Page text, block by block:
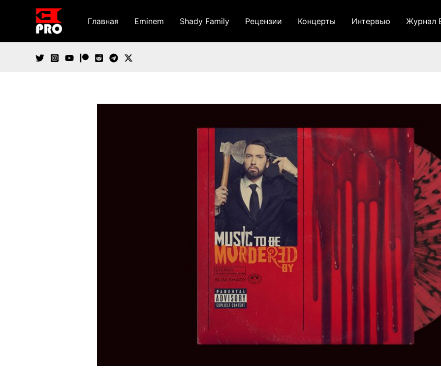
содержимому
Главная Eminem Shady Family Рецензии Концерты Интервью Журнал